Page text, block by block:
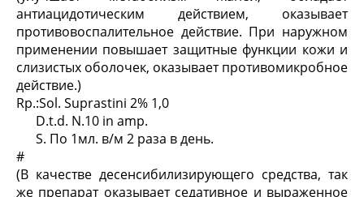
антиацидотическим действием, оказывает
противовоспалительное действие. При наружном
применении повышает защитные функции кожи и
слизистых оболочек, оказывает противомикробное
действие.)
Rp.:Sol. Suprastini 2% 1,0
D.t.d. N.10 in amp.
S. По 1мл. в/м 2 раза в день.
#
(В качестве десенсибилизирующего средства, так
же препарат оказывает седативное и выраженное